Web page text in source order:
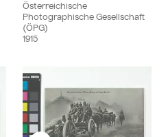
Österreichische
Photographische Gesellschaft
(ÖPG)
1915